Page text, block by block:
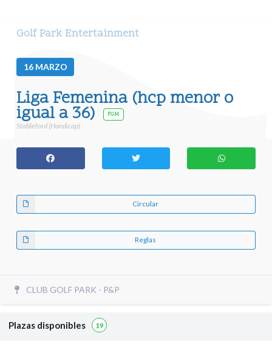
Golf Park Entertainment
16 MARZO
Liga Femenina (hcp menor o
igual a 36) FGM
Stableford (Handicap)
Circular
Reglas
CLUB GOLF PARK - P&P
Plazas disponibles 19